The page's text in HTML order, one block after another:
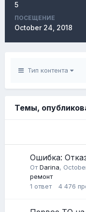
5
ПОСЕЩЕНИЕ
October 24, 2018
Тип контента
Темы,
Ошибка:
ОтDarina,
ремонт
1 ответ 4 476